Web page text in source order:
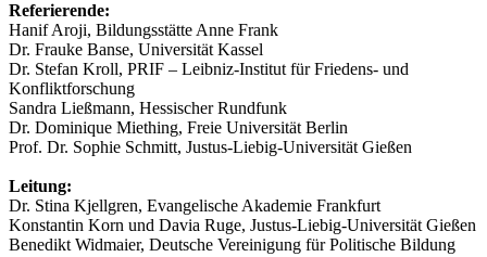
Referierende:
Hanif Aroji, Bildungsstätte Anne Frank
Dr. Frauke Banse, Universität Kassel
Dr. Stefan Kroll, PRIF – Leibniz-Institut für Friedens- und
Konfliktforschung
Sandra Ließmann, Hessischer Rundfunk
Dr. Dominique Miething, Freie Universität Berlin
Prof. Dr. Sophie Schmitt, Justus-Liebig-Universität Gießen
Leitung:
Dr. Stina Kjellgren, Evangelische Akademie Frankfurt
Konstantin Korn und Davia Ruge, Justus-Liebig-Universität Gießen
Benedikt Widmaier, Deutsche Vereinigung für Politische Bildung